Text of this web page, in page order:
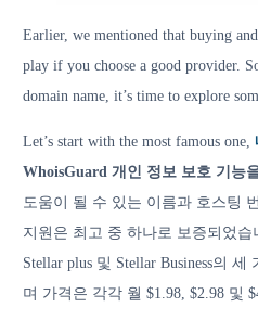
Earlier, we mentioned that buying
play if you choose a good provider.
domain name, it’s time to explore
Let’s start with the most famous one,
WhoisGuard 개인 정보 보호 기능
도움이 될 수 있는 이름과 호스팅
지원은 최고 중 하나로 보증되었습
Stellar plus 및 Stellar Business의
며 가격은 각각 월 $1.98, $2.98 및